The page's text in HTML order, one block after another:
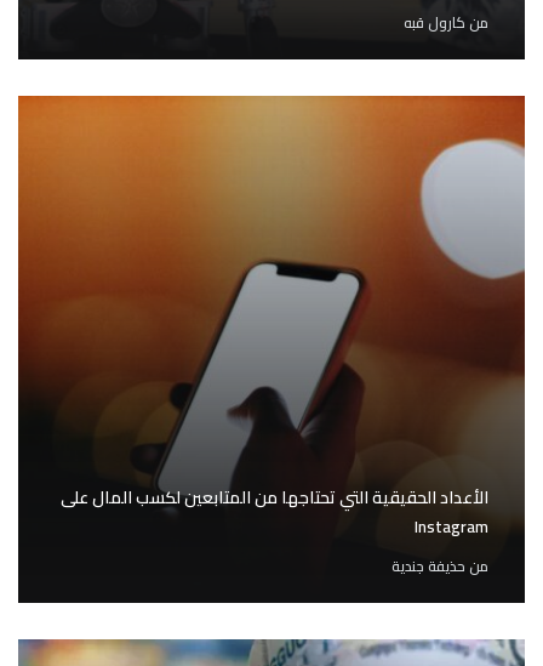
من كارول قبه
الأعداد الحقيقية التي تحتاجها من المتابعين لكسب المال على
Instagram
من حذيفة جندية